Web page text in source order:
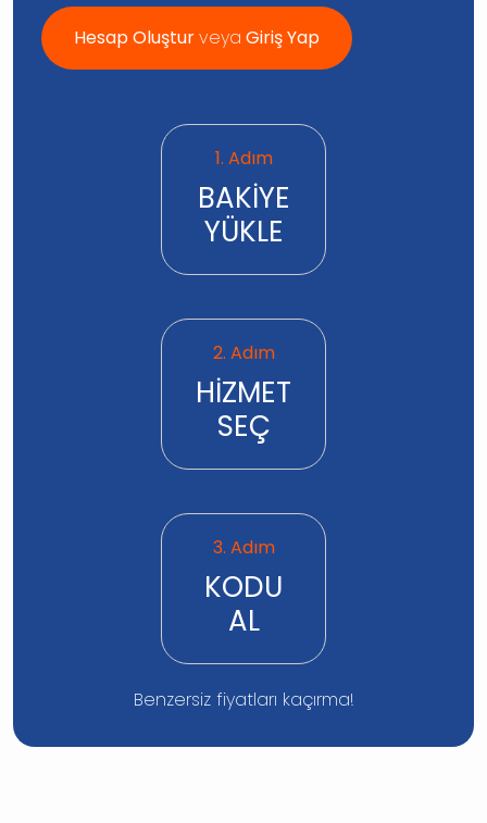
Hesap Oluşturveya Giriş Yap
1. Adım
BAKİYE
YÜKLE
2. Adım
HİZMET
SEÇ
3. Adım
KODU
AL
Benzersiz fiyatları kaçırma!